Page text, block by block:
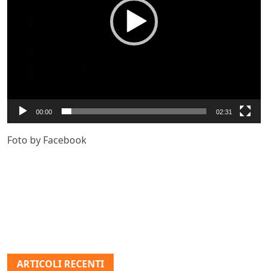
00:00 02:31
Foto by Facebook
ARTICOLI RECENTI